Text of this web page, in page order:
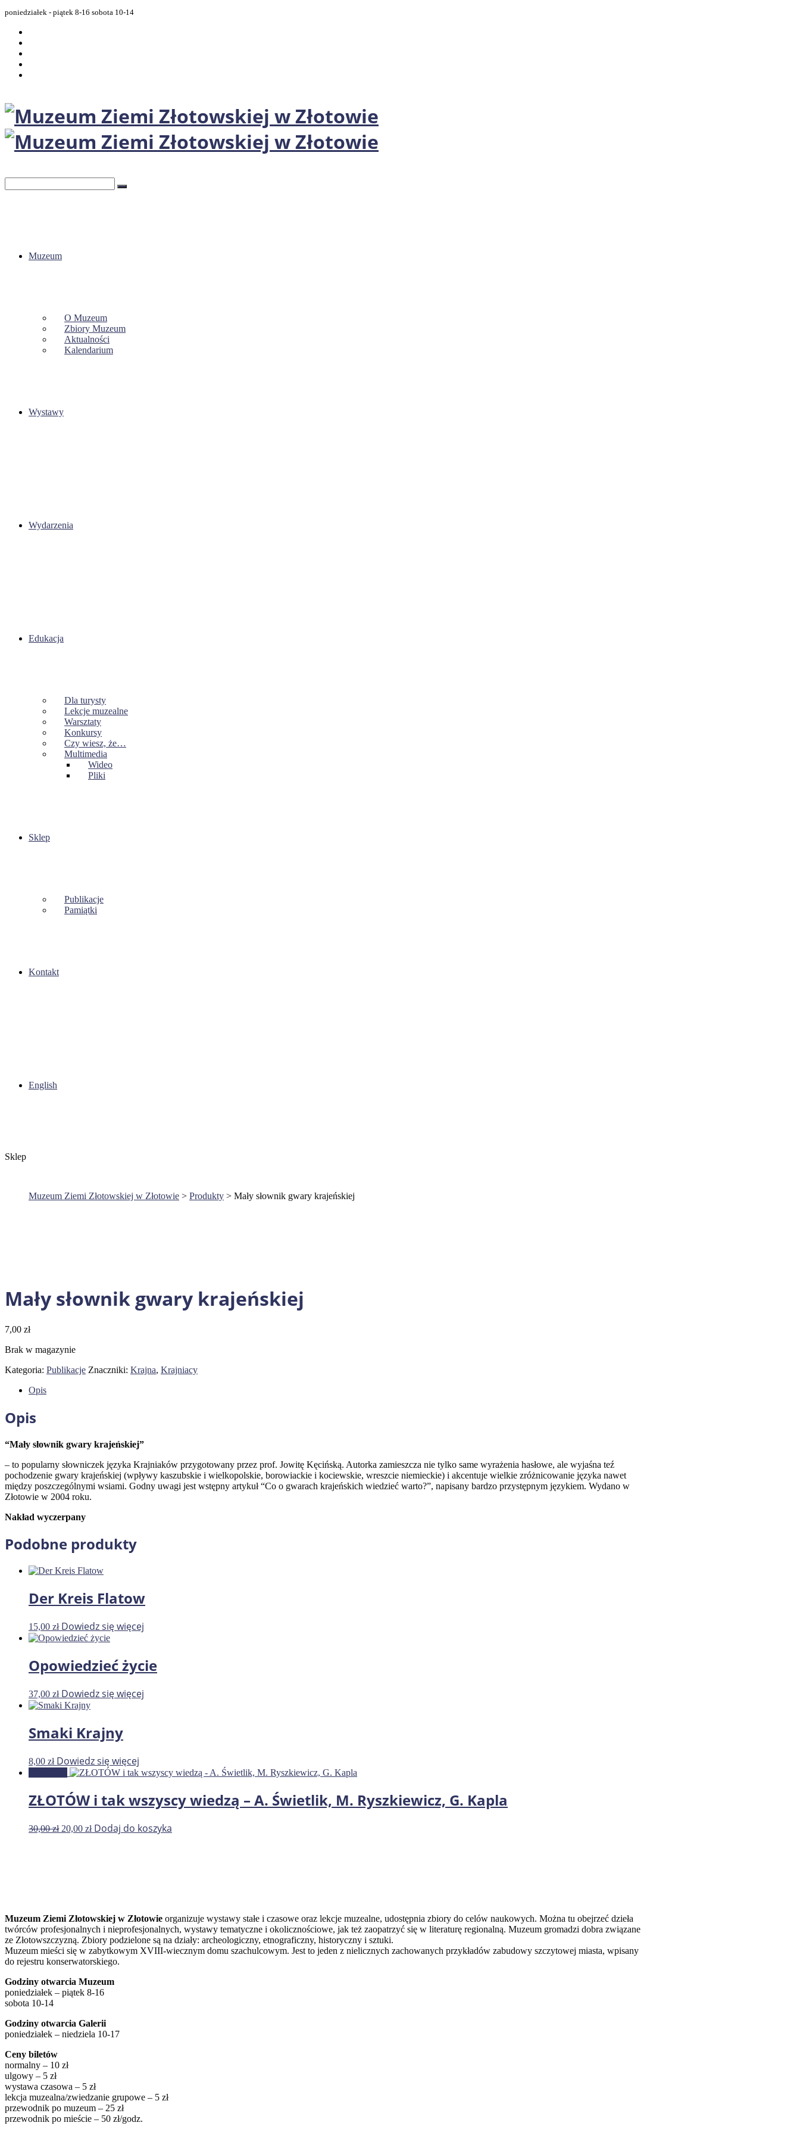
poniedziałek - piątek 8-16 sobota 10-14
Muzeum
O Muzeum
Zbiory Muzeum
Aktualności
Kalendarium
Wystawy
Wydarzenia
Edukacja
Dla turysty
Lekcje muzealne
Warsztaty
Konkursy
Czy wiesz, że…
Multimedia
Wideo
Pliki
Sklep
Publikacje
Pamiątki
Kontakt
English
Sklep
Muzeum Ziemi Złotowskiej w Złotowie > Produkty > Mały słownik gwary krajeńskiej
Mały słownik gwary krajeńskiej
7,00 zł
Brak w magazynie
Kategoria: Publikacje Znaczniki: Krajna, Krajniacy
Opis
Opis
“Mały słownik gwary krajeńskiej”
– to popularny słowniczek języka Krajniaków przygotowany przez prof. Jowitę Kęcińską. Autorka zamieszcza nie tylko same wyrażenia hasłowe, ale wyjaśna teź
pochodzenie gwary krajeńskiej (wpływy kaszubskie i wielkopolskie, borowiackie i kociewskie, wreszcie niemieckie) i akcentuje wielkie zróżnicowanie języka nawet
między poszczególnymi wsiami. Godny uwagi jest wstępny artykuł “Co o gwarach krajeńskich wiedzieć warto?”, napisany bardzo przystępnym językiem. Wydano w
Złotowie w 2004 roku.
Nakład wyczerpany
Podobne produkty
Der Kreis Flatow
15,00 zł Dowiedz się więcej
Opowiedzieć życie
37,00 zł Dowiedz się więcej
Smaki Krajny
8,00 zł Dowiedz się więcej
ZŁOTÓW i tak wszyscy wiedzą – A. Świetlik, M. Ryszkiewicz, G. Kapla
30,00zł Pierwotna
20,00 złAktualna
Dodaj do koszyka
Muzeum Ziemi Złotowskiej w Złotowie organizuje wystawy stałe i czasowe oraz lekcje muzealne, udostępnia zbiory do celów naukowych. Można tu obejrzeć dzieła
twórców profesjonalnych i nieprofesjonalnych, wystawy tematyczne i okolicznościowe, jak też zaopatrzyć się w literaturę regionalną. Muzeum gromadzi dobra związane
ze Złotowszczyzną. Zbiory podzielone są na działy: archeologiczny, etnograficzny, historyczny i sztuki.
Muzeum mieści się w zabytkowym XVIII-wiecznym domu szachulcowym. Jest to jeden z nielicznych zachowanych przykładów zabudowy szczytowej miasta, wpisany
do rejestru konserwatorskiego.
Godziny otwarcia Muzeum
poniedziałek – piątek 8-16
sobota 10-14
Godziny otwarcia Galerii
poniedziałek – niedziela 10-17
Ceny biletów
normalny – 10 zł
ulgowy – 5 zł
wystawa czasowa – 5 zł
lekcja muzealna/zwiedzanie grupowe – 5 zł
przewodnik po muzeum – 25 zł
przewodnik po mieście – 50 zł/godz.